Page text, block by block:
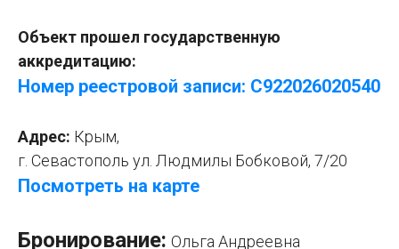
Объект прошел государственную
аккредитацию:
Номер реестровой записи: С922026020540
Адрес: Крым,
г. Севастополь ул. Людмилы Бобковой, 7/20
Посмотреть на карте
Бронирование: Ольга Андреевна